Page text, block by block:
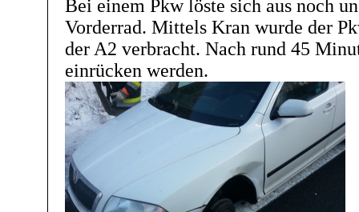
Bei einem Pkw löste sich aus noch
Vorderrad. Mittels Kran wurde der
der A2 verbracht. Nach rund 45
einrücken werden.